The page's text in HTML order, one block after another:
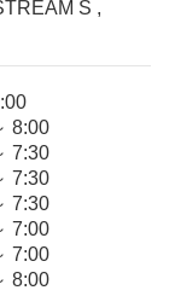
S ,